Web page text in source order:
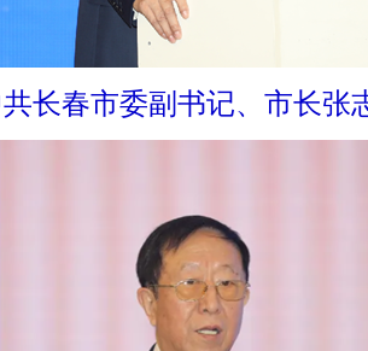
长春市委副书记、市长张